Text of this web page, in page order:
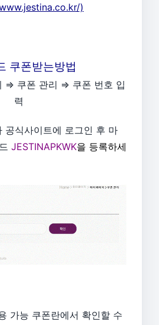
)
쿠폰받는방법
⇒ 쿠폰 관리 ⇒ 쿠폰 번호 입
력
공식사이트에 로그인 후 마
JESTINAPKWK을 등록하세
가능 쿠폰란에서 확인할 수